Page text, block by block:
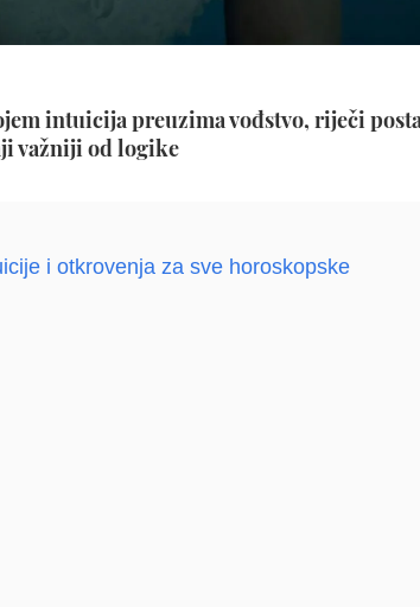
intuicija preuzima vođstvo, riječi
važniji od logike
i otkrovenja za sve horoskopske